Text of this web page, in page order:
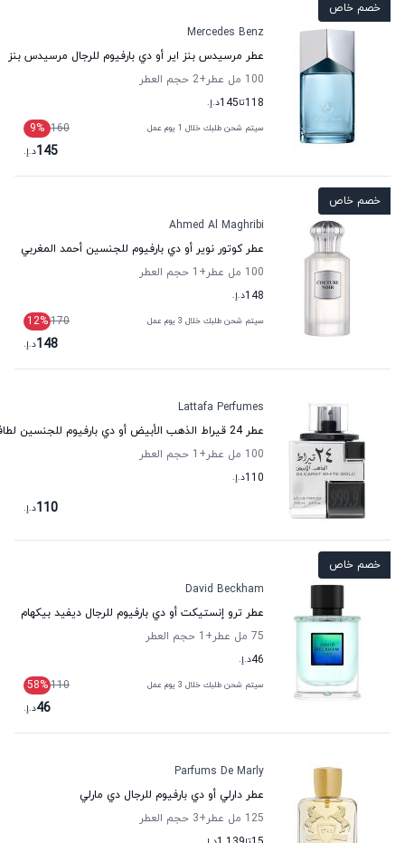
خصم خاص
Mercedes Benz
عطر مرسيدس بنز اير أو دي بارفيوم للرجال مرسيدس بنز
100 مل عطر
+2
حجم العطر
118تا145د.إ.
سيتم شحن طلبك خلال 1 يوم عمل 160
9%
145د.إ.
خصم خاص
Ahmed Al Maghribi
عطر كوتور نوير أو دي بارفيوم للجنسين أحمد المغربي
100 مل عطر
+1
حجم العطر
148د.إ.
سيتم شحن طلبك خلال 3 يوم عمل 170
12%
148د.إ.
Lattafa Perfumes
عطر 24 قيراط الذهب الأبيض أو دي بارفيوم للجنسين لطافة
100 مل عطر
+1
حجم العطر
110د.إ.
110د.إ.
خصم خاص
David Beckham
عطر ترو إنستيكت أو دي بارفيوم للرجال ديفيد بيكهام
75 مل عطر
+1
حجم العطر
46د.إ.
سيتم شحن طلبك خلال 3 يوم عمل 110
58%
46د.إ.
Parfums De Marly
عطر دارلي أو دي بارفيوم للرجال دي مارلي
125 مل عطر
+3
حجم العطر